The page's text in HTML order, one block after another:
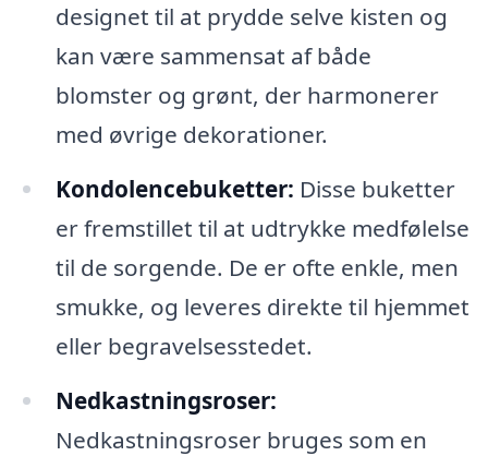
designet til at prydde selve kisten og
kan være sammensat af både
blomster og grønt, der harmonerer
med øvrige dekorationer.
Kondolencebuketter: Disse buketter
er fremstillet til at udtrykke medfølelse
til de sorgende. De er ofte enkle, men
smukke, og leveres direkte til hjemmet
eller begravelsesstedet.
Nedkastningsroser:
Nedkastningsroser bruges som en